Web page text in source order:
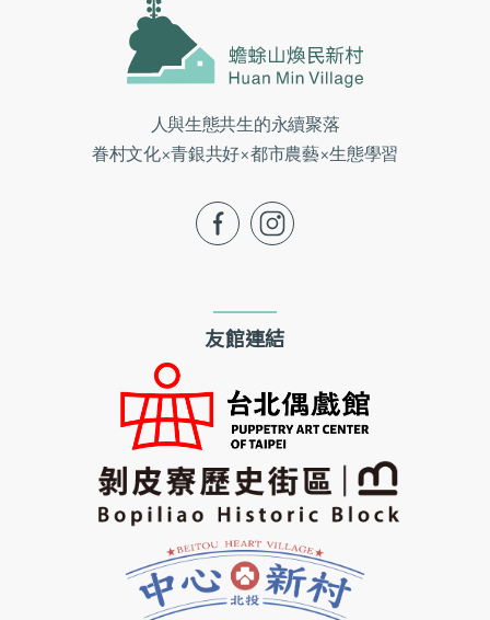
人與生態共生的永續聚落
眷村文化×青銀共好×都市農藝×生態學習
fb ig
友館連結